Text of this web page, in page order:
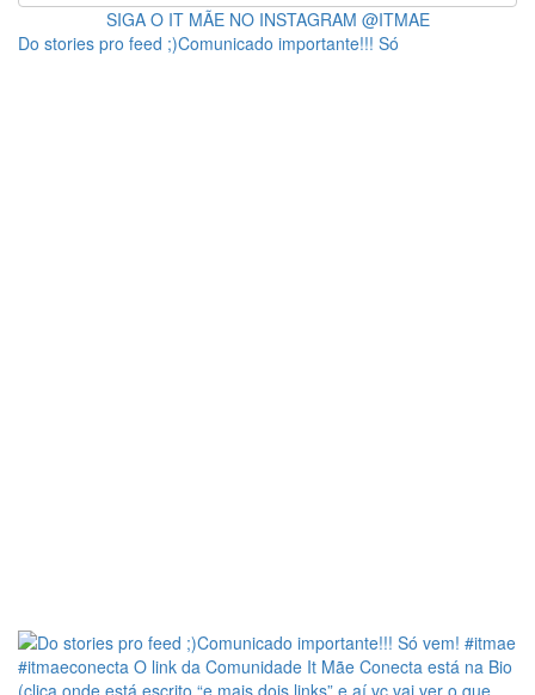
SIGA O IT MÃE NO INSTAGRAM @ITMAE
Do stories pro feed ;)Comunicado importante!!! Só